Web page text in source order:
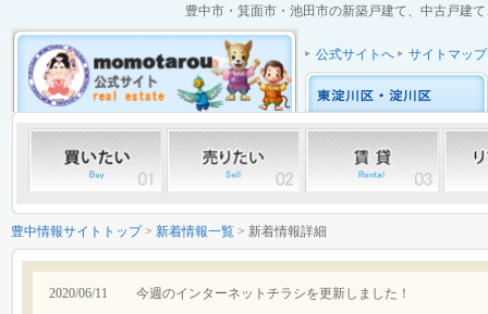
豊中市・箕面市・池田市の新築戸建て、中古戸建
公式サイトへ サイトマップ
豊中情報サイトトップ> 新着情報一覧 > 新着情報詳細
2020/06/11 今週のインターネットチラシを更新しました！